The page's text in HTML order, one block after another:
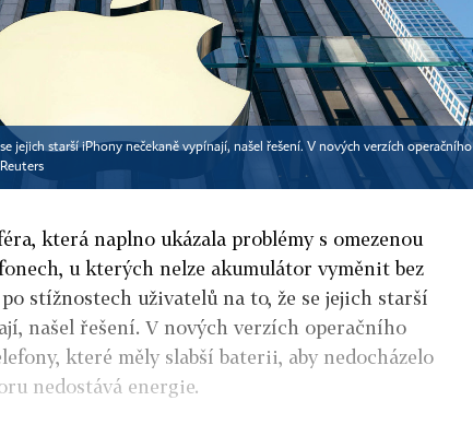
jejich starší iPhony nečekaně vypínají, našel řešení. V nových verzích operačního
Reuters
která naplno ukázala problémy s omezenou
u kterých nelze akumulátor vyměnit bez
stížnostech uživatelů na to, že se jejich starší
našel řešení. V nových verzích operačního
které měly slabší baterii, aby nedocházelo
nedostává energie.